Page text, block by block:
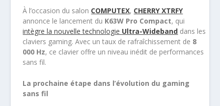
À l’occasion du salon COMPUTEX, CHERRY XTRFY
annonce le lancement du K63W Pro Compact, qui
intègre la nouvelle technologie Ultra-Wideband dans les
claviers gaming. Avec un taux de rafraîchissement de 8
000 Hz, ce clavier offre un niveau inédit de performances
sans fil.
La prochaine étape dans l’évolution du gaming
sans fil